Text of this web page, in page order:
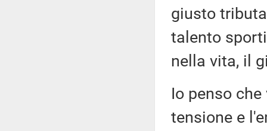
giusto
talento
nella vita, il
Io penso
tensione e